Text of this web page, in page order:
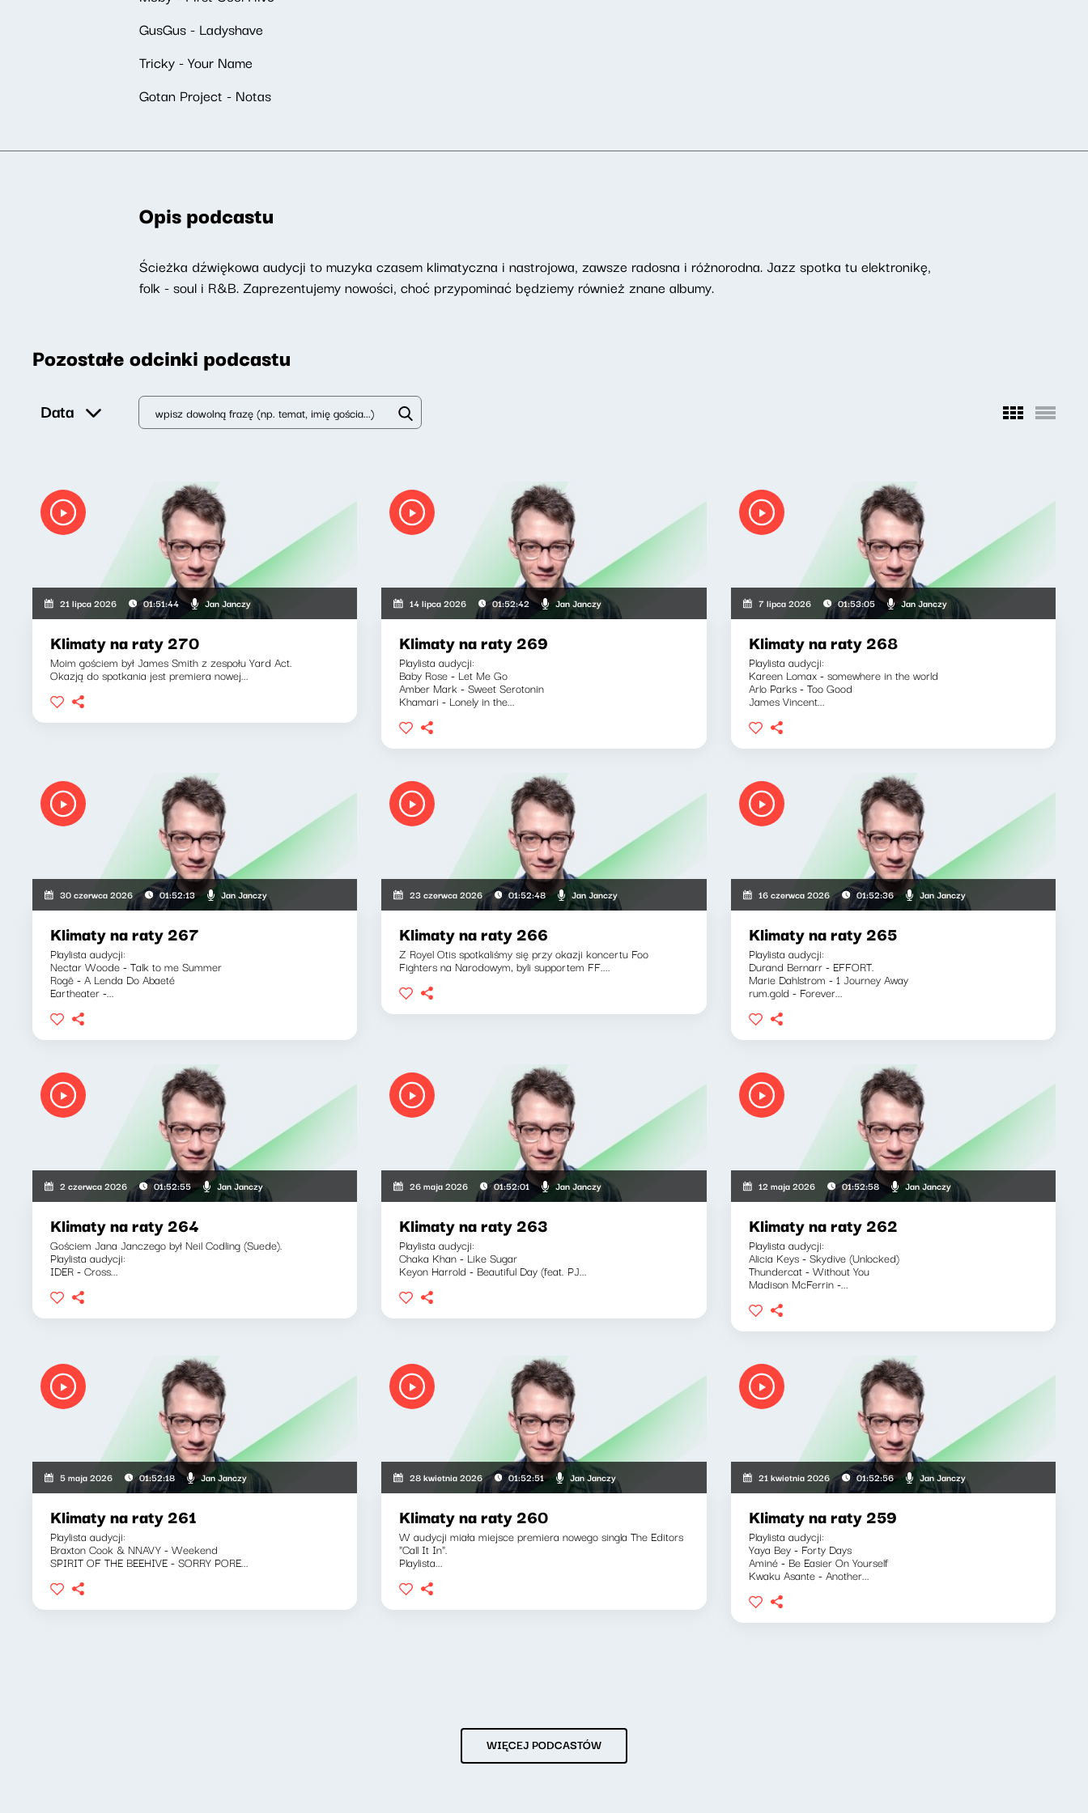
GusGus - Ladyshave
Tricky - Your Name
Gotan Project - Notas
Opis podcastu
Ścieżka dźwiękowa audycji to muzyka czasem klimatyczna i nastrojowa, zawsze radosna i różnorodna. Jazz spotka tu elektronikę,
folk - soul i R&B. Zaprezentujemy nowości, choć przypominać będziemy również znane albumy.
Pozostałe odcinki podcastu
Data
21 lipca 2026 01:51:44 Jan Janczy
Klimaty na raty 270
Moim gościem był James Smith z zespołu Yard Act.
Okazją do spotkania jest premiera nowej...
14 lipca 2026 01:52:42 Jan Janczy
Klimaty na raty 269
Playlista audycji:
Baby Rose - Let Me Go
Amber Mark - Sweet Serotonin
Khamari - Lonely in the...
7 lipca 2026 01:53:05 Jan Janczy
Klimaty na raty 268
Playlista audycji:
Kareen Lomax - somewhere in the world
Arlo Parks - Too Good
James Vincent...
30 czerwca 2026 01:52:13 Jan Janczy
Klimaty na raty 267
Playlista audycji:
Nectar Woode - Talk to me Summer
Rogê - A Lenda Do Abaeté
Eartheater -...
23 czerwca 2026 01:52:48 Jan Janczy
Klimaty na raty 266
Z Royel Otis spotkaliśmy się przy okazji koncertu Foo
Fighters na Narodowym, byli supportem FF....
16 czerwca 2026 01:52:36 Jan Janczy
Klimaty na raty 265
Playlista audycji:
Durand Bernarr - EFFORT.
Marie Dahlstrom - 1 Journey Away
rum.gold - Forever...
2 czerwca 2026 01:52:55 Jan Janczy
Klimaty na raty 264
Gościem Jana Janczego był Neil Codling (Suede).
Playlista audycji:
IDER - Cross...
26 maja 2026 01:52:01 Jan Janczy
Klimaty na raty 263
Playlista audycji:
Chaka Khan - Like Sugar
Keyon Harrold - Beautiful Day (feat. PJ...
12 maja 2026 01:52:58 Jan Janczy
Klimaty na raty 262
Playlista audycji:
Alicia Keys - Skydive (Unlocked)
Thundercat - Without You
Madison McFerrin -...
5 maja 2026 01:52:18 Jan Janczy
Klimaty na raty 261
Playlista audycji:
Braxton Cook & NNAVY - Weekend
SPIRIT OF THE BEEHIVE - SORRY PORE...
28 kwietnia 2026 01:52:51 Jan Janczy
Klimaty na raty 260
W audycji miała miejsce premiera nowego singla The Editors
"Call It In".
Playlista...
21 kwietnia 2026 01:52:56 Jan Janczy
Klimaty na raty 259
Playlista audycji:
Yaya Bey - Forty Days
Aminé - Be Easier On Yourself
Kwaku Asante - Another...
WIĘCEJ PODCASTÓW